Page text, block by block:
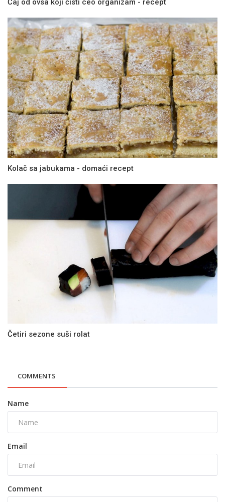
Čaj od ovsa koji čisti ceo organizam - recept
Kolač sa jabukama - domaći recept
Četiri sezone suši rolat
COMMENTS
Name
Email
Comment